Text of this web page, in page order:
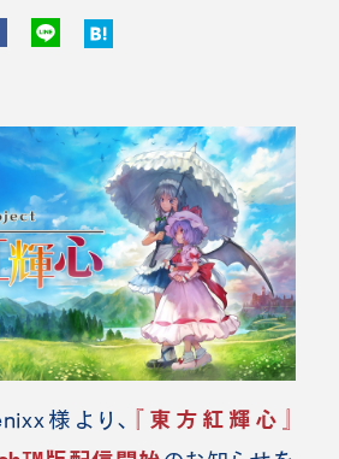
様より、
『東⽅紅輝⼼』